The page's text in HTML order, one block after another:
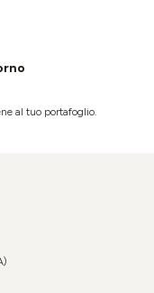
al tuo portafoglio.